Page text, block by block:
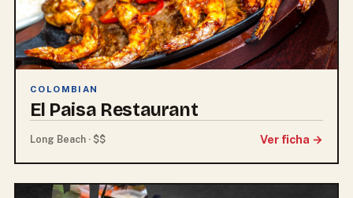
COLOMBIAN
El Paisa Restaurant
Long Beach · $$ Ver ficha →